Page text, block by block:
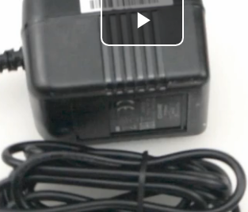
Play
Video